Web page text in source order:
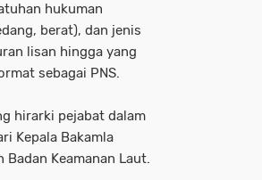
hukuman
berat), dan jenis
lisan hingga yang
sebagai PNS.
hirarki pejabat dalam
Kepala Bakamla
Keamanan Laut.